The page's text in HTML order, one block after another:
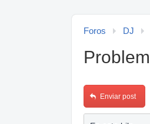
Foros DJ
Enviar post